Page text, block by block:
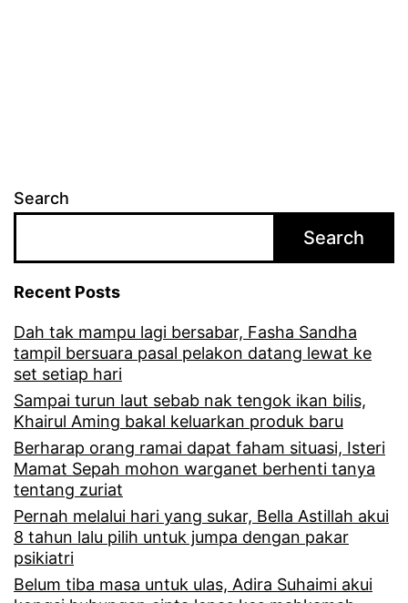
b
a
a
a
a
i
p
Search
Search
Recent Posts
Dah tak mampu lagi bersabar, Fasha Sandha
tampil bersuara pasal pelakon datang lewat ke
set setiap hari
Sampai turun laut sebab nak tengok ikan bilis,
Khairul Aming bakal keluarkan produk baru
Berharap orang ramai dapat faham situasi, Isteri
Mamat Sepah mohon warganet berhenti tanya
tentang zuriat
Pernah melalui hari yang sukar, Bella Astillah akui
8 tahun lalu pilih untuk jumpa dengan pakar
psikiatri
Belum tiba masa untuk ulas, Adira Suhaimi akui